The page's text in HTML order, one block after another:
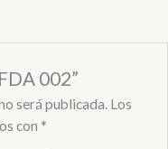
002”
será publicada. Los
con *